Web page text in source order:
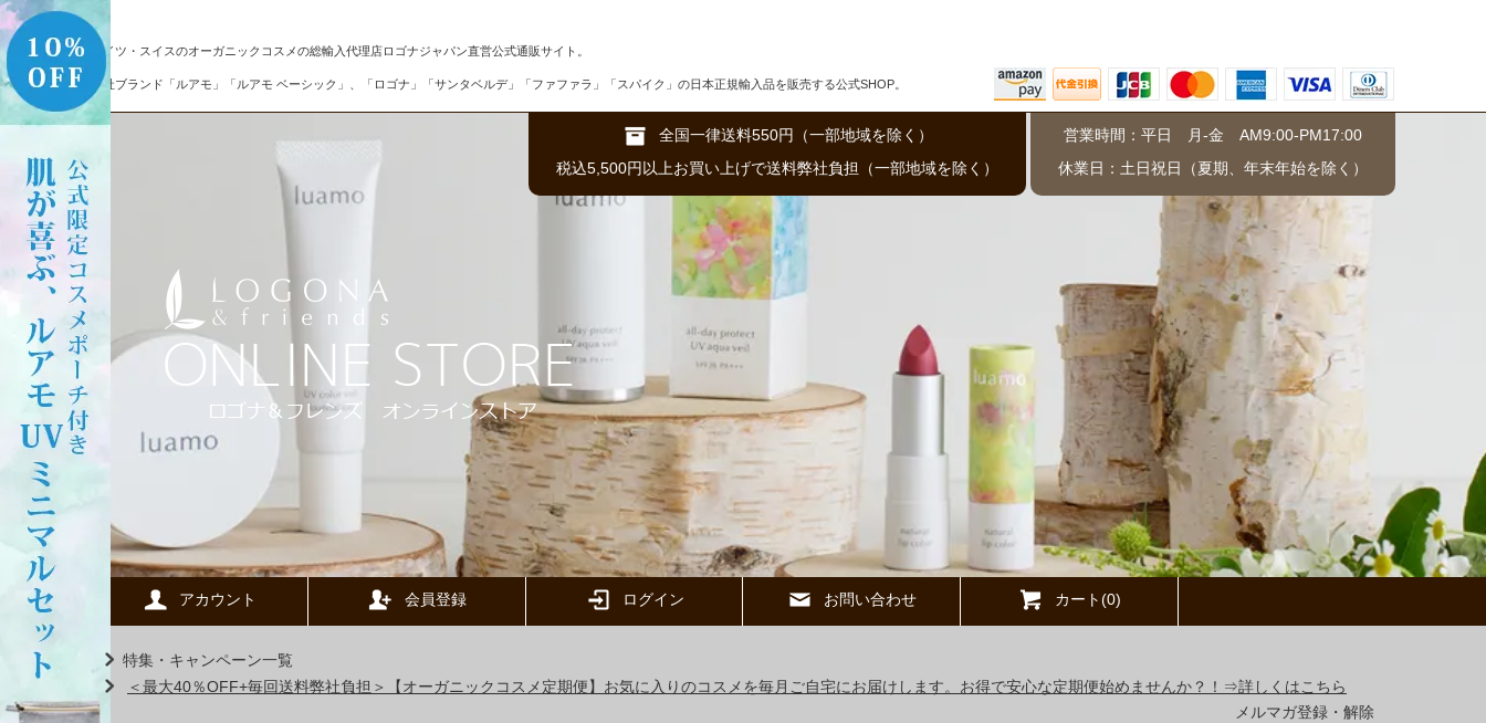
ドイツ・スイスのオーガニックコスメの総輸入代理店ロゴナジャパン直営公式通販サイト。
自社ブランド「ルアモ」「ルアモ ベーシック」、「ロゴナ」「サンタベルデ」「ファファラ」「スパイク」の日本正規輸入品を販売する公式SHOP。
全国一律送料550円（一部地域を除く）
税込5,500円以上お買い上げで送料弊社負担（一部地域を除く）
営業時間：平日 月-金 AM9:00-PM17:00
休業日：土日祝日（夏期、年末年始を除く）
アカウント 会員登録 ログイン お問い合わせ カート(0)
特集・キャンペーン一覧
＜最大40％OFF+毎回送料弊社負担＞【オーガニックコスメ定期便】お気に入りのコスメを毎月ご自宅にお届けします。お得で安心な定期便始めませんか？！⇒詳しくはこちら
メルマガ登録・解除